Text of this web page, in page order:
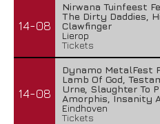
14-08
Nirwana Tuinfeest
The Dirty Daddies,
Clawfinger
Lierop
Tickets
14-08
Dynamo MetalFest
Lamb Of God,
Urne, Slaughter To
Amorphis, Insanity
Eindhoven
Tickets